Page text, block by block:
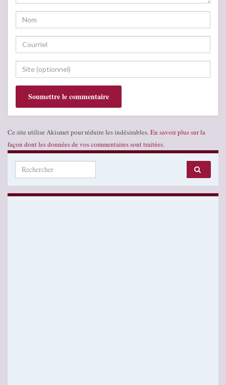
Ce site utilise Akismet pour réduire les indésirables. En savoir plus sur la
façon dont les données de vos commentaires sont traitées.
Search for: